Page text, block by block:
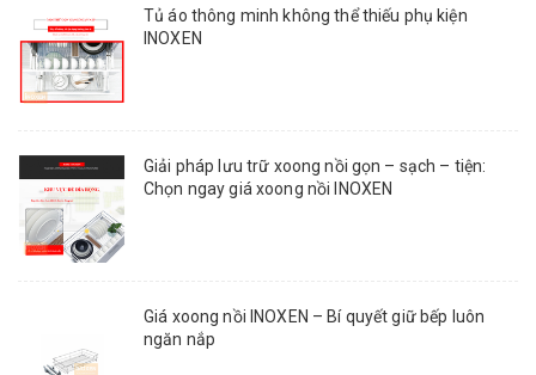
Tủ áo thông minh không thể thiếu phụ kiện
INOXEN
Giải pháp lưu trữ xoong nồi gọn – sạch – tiện:
Chọn ngay giá xoong nồi INOXEN
Giá xoong nồi INOXEN – Bí quyết giữ bếp luôn
ngăn nắp